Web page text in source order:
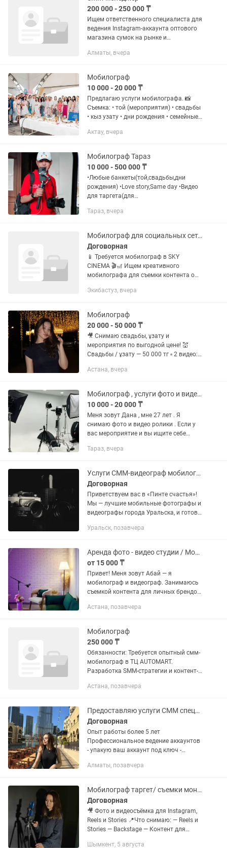
200 000 - 250 000 ₸
Ищем ответственного специалиста для
ведения Instagram-аккаунта оптового
магазина сумок на рынке и
работы: График работы: с 08:00 до
Алматы, вчера
Мобилограф
10 000 - 20 000 ₸
Предлагаю услуги мобилографа. 📸
Съемка: • той (мероприятия) • свадьбы
• кыз узату • дни рождения • семейные
и видео • сторис, короткие ролики •
Актау, вчера
Мобилограф Тараз
10 000 - 500 000 ₸
•Любые банкеты(той,свадьбы,дни
рождения) •Love story,Same day •Видео
для таргета(для
продажи машин •Видео для
16 pro max📱 •...
Тараз, вчера
Мобилограф для социальных сетей
Договорная
📱 Требуется мобилограф в SKY
CINEMA 🎬🎢 Ищем креативного
мобилографа для съемки контента о
CINEMA. Обязанности: • Работа 3–4
Reels,...
Экибастуз, вчера
Мобилограф
20 000 - 50 000 ₸
🎥 Снимаю свадьбы, ұзату и
мероприятия по выгодной цене! 💒
Свадьбы / ұзату — 50 000 тг ▫️ 2 видео:
Reels / Stories) 👶 Выписка,
Астана, вчера
Мобилограф , услуги фото и видео съемки
10 000 - 20 000 ₸
Меня зовут Дана , мне 27 лет . Я
снимаю фото и видео ролики . Если у
вас мероприятие и вы ищите себе
я готова вам предложить свои услуги
Тараз, вчера
Услуги CMM-видеограф мобилограф
Договорная
Приветствуем вас в «Пинте счастья»!
Мы — лучшие мобильные фотографы и
видеографы города Уральска, и готовы
услуги по съемке фото и видео! Наша
Уральск, позавчера
Аренда фото - видео студии / Мобилограф / видеограф
от 15 000 ₸
Привет! Меня зовут Абай — я
мобилограф и видеограф. Занимаюсь
съемкой контента для личных брендов
студия, где можно снять: • экспертные
Астана, позавчера
Мобилограф
250 000 ₸
Обязанности: Требуется опытный смм-
мобилограф в ТЦ AUTOMART.
Разработка SMM-стратегии и контент-
(Reels, сторис и др.) Ведение аккаунтов
Астана, позавчера
Предоставляю услуги СММ специалиста Мобилографа/Таргетолога
Договорная
Опыт работы более 5 лет
Профессиональное ведение аккаунтов
- упакую ваш аккаунт под ключ -
(Stories Пост Reels) - Фото/видео съемки
Алматы, позавчера
Мобилограф таргет/ съемки монтаж /смм / обучение экспертные видео/утренники
Договорная
🎥 Фото и видеосъёмка для Instagram,
Reels и Stories 📍Что снимаю: — Reels и
Stories — Backstage — Контент для
Шымкент, 5 августа